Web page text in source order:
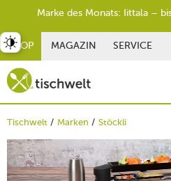
SHOP MAGAZIN SERVICE
Tischwelt Marken Stöckli
umschalten
Marke des Monats: Iittala –